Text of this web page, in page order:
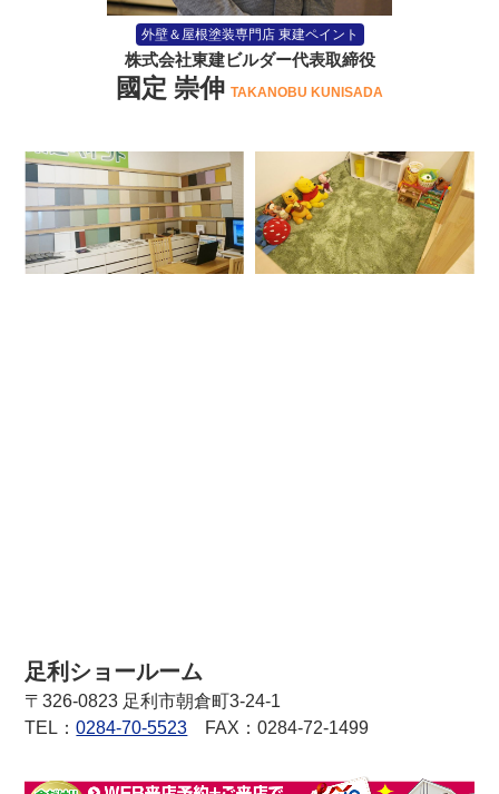
外壁＆屋根塗装専門店 東建ペイント
株式会社東建ビルダー代表取締役
國定 崇伸 TAKANOBU KUNISADA
足利ショールーム
〒326-0823 足利市朝倉町3-24-1
TEL：0284-70-5523 FAX：0284-72-1499